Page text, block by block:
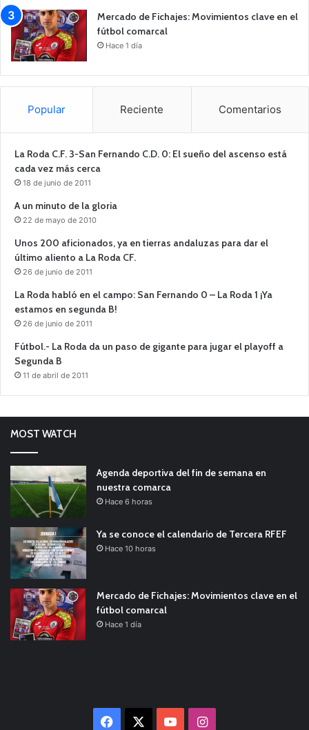
Mercado de Fichajes: Movimientos clave en el
fútbol comarcal
Hace 1 día
Popular Reciente Comentarios
La Roda C.F. 3-San Fernando C.D. 0: El sueño del ascenso está
cada vez más cerca
18 de junio de 2011
A un minuto de la gloria
22 de mayo de 2010
Unos 200 aficionados, ya en tierras andaluzas para dar el
último aliento a La Roda CF.
26 de junio de 2011
La Roda habló en el campo: San Fernando 0 – La Roda 1 ¡Ya
estamos en segunda B!
26 de junio de 2011
Fútbol.- La Roda da un paso de gigante para jugar el playoff a
Segunda B
11 de abril de 2011
MOST WATCH
Agenda deportiva del fin de semana en
nuestra comarca
Hace 6 horas
Ya se conoce el calendario de Tercera RFEF
Hace 10 horas
Mercado de Fichajes: Movimientos clave en el
fútbol comarcal
Hace 1 día
Facebook YouTubeInstagram